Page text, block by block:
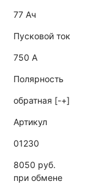
77 Ач
Пусковой ток
750 А
Полярность
обратная [-+]
Артикул
01230
8050 руб.
при обмене